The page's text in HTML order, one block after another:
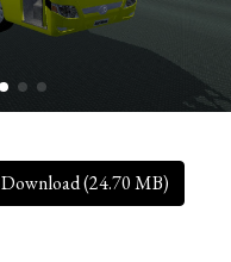
Download (24.70 MB)